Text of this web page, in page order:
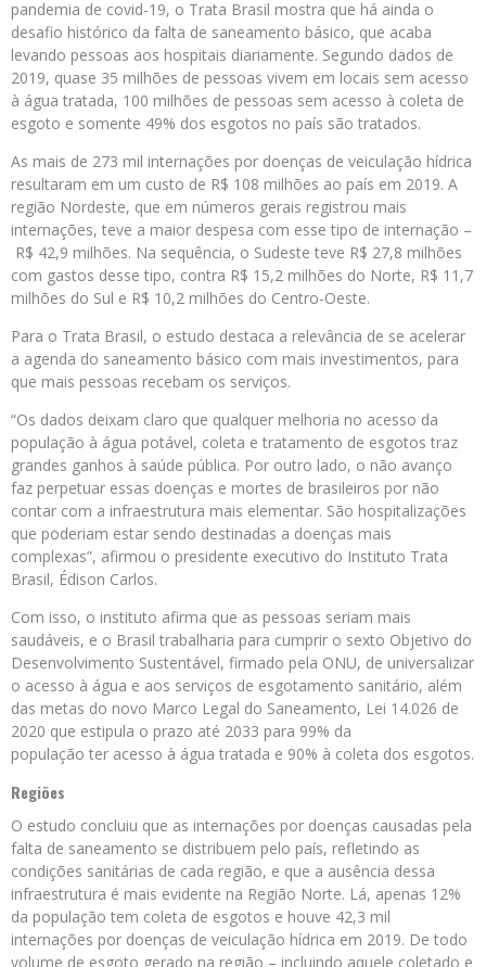
pandemia de covid-19, o Trata Brasil mostra que há ainda o
desafio histórico da falta de saneamento básico, que acaba
levando pessoas aos hospitais diariamente. Segundo dados de
2019, quase 35 milhões de pessoas vivem em locais sem acesso
à água tratada, 100 milhões de pessoas sem acesso à coleta de
esgoto e somente 49% dos esgotos no país são tratados.
As mais de 273 mil internações por doenças de veiculação hídrica
resultaram em um custo de R$ 108 milhões ao país em 2019. A
região Nordeste, que em números gerais registrou mais
internações, teve a maior despesa com esse tipo de internação –
R$ 42,9 milhões. Na sequência, o Sudeste teve R$ 27,8 milhões
com gastos desse tipo, contra R$ 15,2 milhões do Norte, R$ 11,7
milhões do Sul e R$ 10,2 milhões do Centro-Oeste.
Para o Trata Brasil, o estudo destaca a relevância de se acelerar
a agenda do saneamento básico com mais investimentos, para
que mais pessoas recebam os serviços.
“Os dados deixam claro que qualquer melhoria no acesso da
população à água potável, coleta e tratamento de esgotos traz
grandes ganhos à saúde pública. Por outro lado, o não avanço
faz perpetuar essas doenças e mortes de brasileiros por não
contar com a infraestrutura mais elementar. São hospitalizações
que poderiam estar sendo destinadas a doenças mais
complexas”, afirmou o presidente executivo do Instituto Trata
Brasil, Édison Carlos.
Com isso, o instituto afirma que as pessoas seriam mais
saudáveis, e o Brasil trabalharia para cumprir o sexto Objetivo do
Desenvolvimento Sustentável, firmado pela ONU, de universalizar
o acesso à água e aos serviços de esgotamento sanitário, além
das metas do novo Marco Legal do Saneamento, Lei 14.026 de
2020 que estipula o prazo até 2033 para 99% da
população ter acesso à água tratada e 90% à coleta dos esgotos.
Regiões
O estudo concluiu que as internações por doenças causadas pela
falta de saneamento se distribuem pelo país, refletindo as
condições sanitárias de cada região, e que a ausência dessa
infraestrutura é mais evidente na Região Norte. Lá, apenas 12%
da população tem coleta de esgotos e houve 42,3 mil
internações por doenças de veiculação hídrica em 2019. De todo
volume de esgoto gerado na região – incluindo aquele coletado e